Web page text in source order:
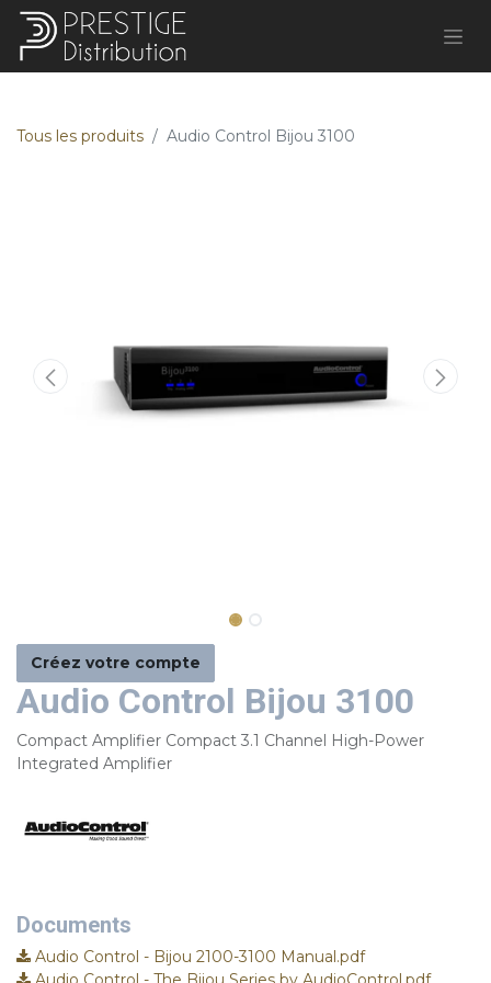
Tous les produits Audio Control Bijou 3100
Créez votre compte
Audio Control Bijou 3100
Compact Amplifier Compact 3.1 Channel High-Power
Integrated Amplifier
Documents
Audio Control - Bijou 2100-3100 Manual.pdf